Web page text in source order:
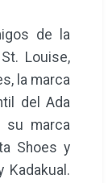
de la
Louise,
la marca
del Ada
su marca
Shoes y
Kadakual.